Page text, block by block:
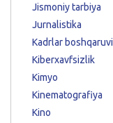
Jismoniy tarbiya
Jurnalistika
Kadrlar boshqaruvi
Kiberxavfsizlik
Kimyo
Kinematografiya
Kino